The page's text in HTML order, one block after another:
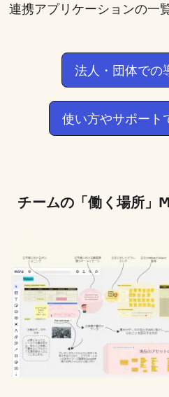
連携アプリケーションの一
法人・団体での
使い方やサポート
チームの「働く場所」